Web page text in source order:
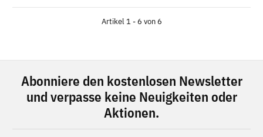
Artikel 1 - 6 von 6
Abonniere den kostenlosen Newsletter
und verpasse keine Neuigkeiten oder
Aktionen.